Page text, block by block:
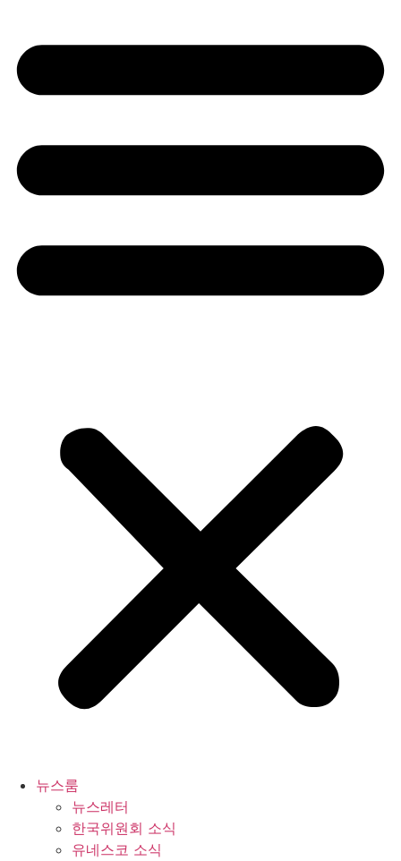
뉴스룸
뉴스레터
한국위원회 소식
유네스코 소식